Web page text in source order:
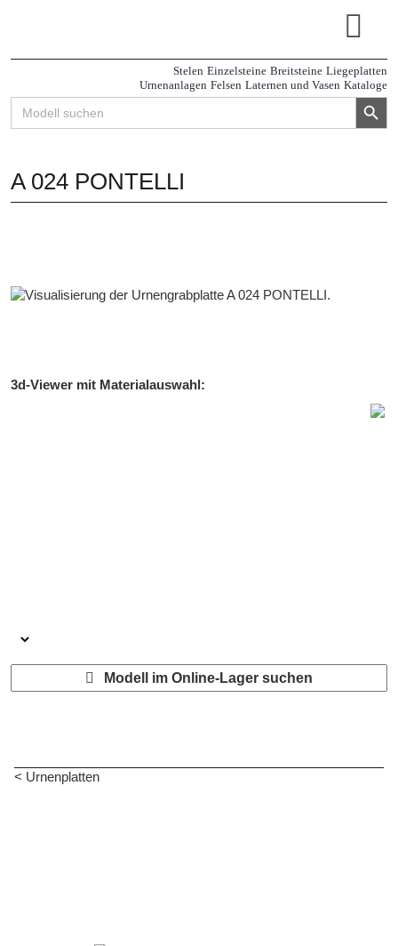
Stelen Einzelsteine Breitsteine Liegeplatten
Urnenanlagen Felsen Laternen und Vasen Kataloge
Search
for:
Search Button
A 024 PONTELLI
3d-Viewer mit Materialauswahl:
Modell im Online-Lager suchen
< Urnenplatten